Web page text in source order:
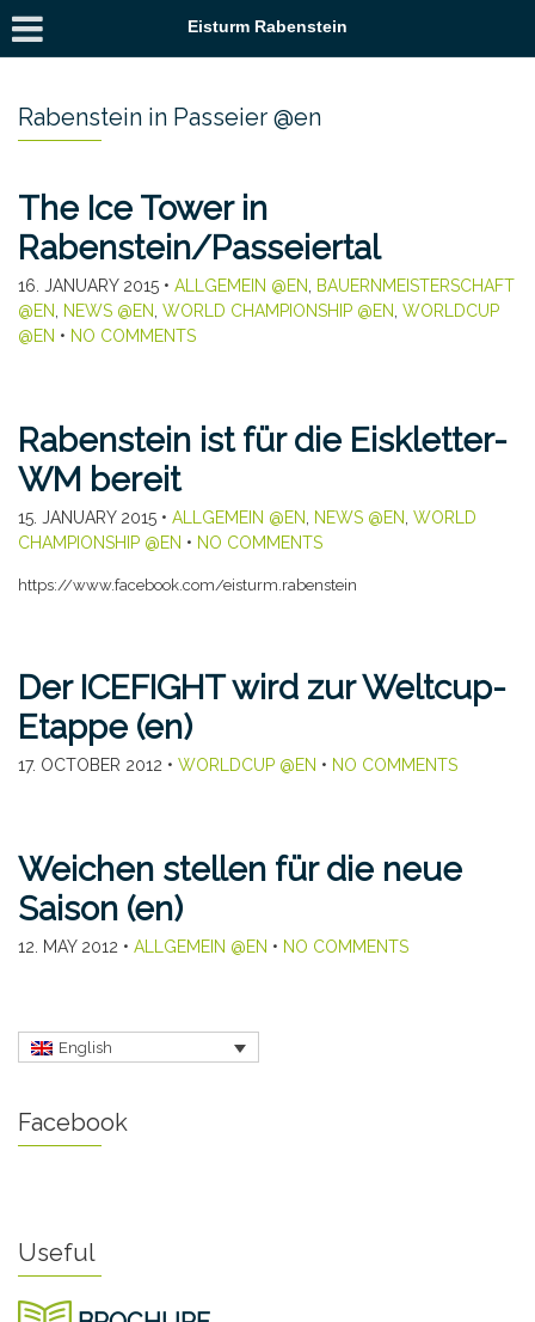
Eisturm Rabenstein
Rabenstein in Passeier @en
The Ice Tower in
Rabenstein/Passeiertal
16. JANUARY 2015 • ALLGEMEIN @EN
BAUERNMEISTERSCHAFT
@EN
NEWS @EN WORLD CHAMPIONSHIP @EN WORLDCUP
@EN • NO COMMENTS
Rabenstein ist für die Eiskletter-
WM bereit
15. JANUARY 2015 • ALLGEMEIN @EN NEWS @EN WORLD
CHAMPIONSHIP @EN • NO COMMENTS
https://www.facebook.com/eisturm.rabenstein
Der ICEFIGHT wird zur Weltcup-
Etappe (en)
17. OCTOBER 2012 • WORLDCUP @EN • NO COMMENTS
Weichen stellen für die neue
Saison (en)
12. MAY 2012 • ALLGEMEIN @EN • NO COMMENTS
English
Facebook
Useful